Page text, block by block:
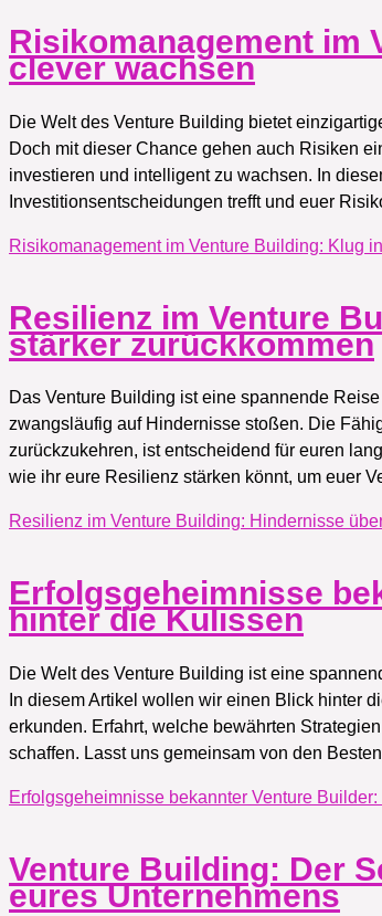
Risikomanagement im
clever wachsen
Die Welt des Venture Building bietet
Doch mit dieser Chance gehen auch Risiken
investieren und intelligent zu wachsen. In
Investitionsentscheidungen trefft und euer
Risikomanagement im Venture Building: Klug
Resilienz im Venture
stärker zurückkommen
Das Venture Building ist eine spannende
zwangsläufig auf Hindernisse stoßen. Die
zurückzukehren, ist entscheidend für euren
wie ihr eure Resilienz stärken könnt, um euer
Resilienz im Venture Building: Hindernisse
Erfolgsgeheimnisse
hinter die Kulissen
Die Welt des Venture Building ist eine
In diesem Artikel wollen wir einen Blick hinter
erkunden. Erfahrt, welche bewährten
schaffen. Lasst uns gemeinsam von den Besten
Erfolgsgeheimnisse bekannter Venture
Venture Building: Der
eures Unternehmens